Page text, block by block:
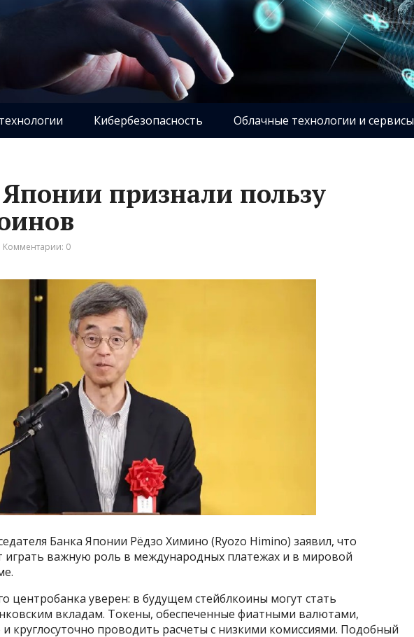
Кибербезопасность Облачные технологии и сервисы
признали пользу
Комментарии: 0
Банка Японии Рёдзо Химино (Ryozo Himino) заявил, что
играть важную роль в международных платежах и в мировой
центробанка уверен: в будущем стейблкоины могут стать
вкладам. Токены, обеспеченные фиатными валютами,
круглосуточно проводить расчеты с низкими комиссиями. Подобный